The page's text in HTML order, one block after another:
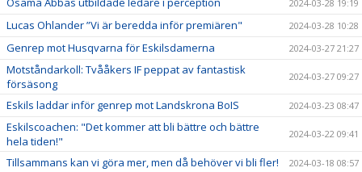
2024-03-28 19:19
Lucas Ohlander ”Vi är beredda inför premiären" 2024-03-28 10:28
Genrep mot Husqvarna för Eskilsdamerna 2024-03-27 21:27
Motståndarkoll: Tvååkers IF peppat av fantastisk
försäsong
2024-03-27 09:27
Eskils laddar inför genrep mot Landskrona BoIS 2024-03-23 08:47
Eskilscoachen: "Det kommer att bli bättre och bättre
hela tiden!"
2024-03-22 09:41
Tillsammans kan vi göra mer, men då behöver vi bli fler! 2024-03-18 08:57